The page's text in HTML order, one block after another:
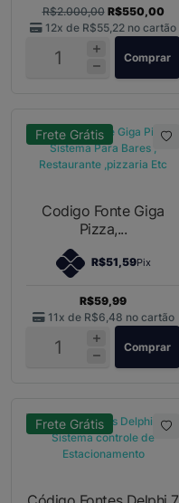
R$2.000,00 R$550,00
12x de R$55,22 no cartão
Comprar
Frete Grátis
Codigo Fonte Giga
Pizza,...
R$51,59Pix
R$59,99
11x de R$6,48 no cartão
Comprar
Frete Grátis